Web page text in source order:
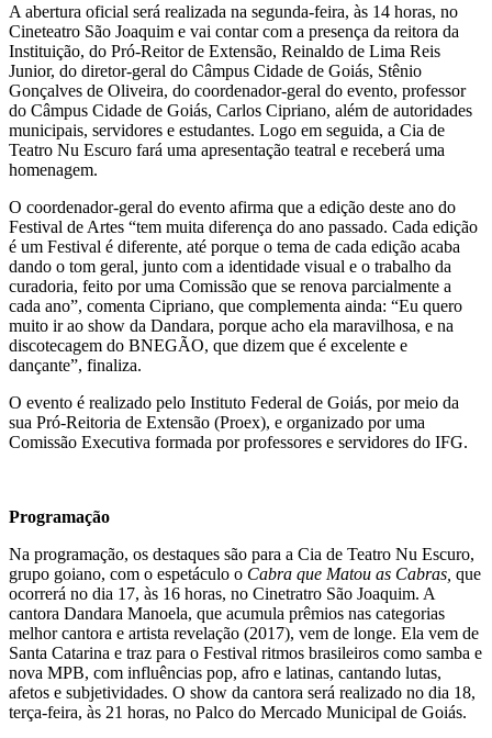
A abertura oficial será realizada na segunda-feira, às 14 horas, no
Cineteatro São Joaquim e vai contar com a presença da reitora da
Instituição, do Pró-Reitor de Extensão, Reinaldo de Lima Reis
Junior, do diretor-geral do Câmpus Cidade de Goiás, Stênio
Gonçalves de Oliveira, do coordenador-geral do evento, professor
do Câmpus Cidade de Goiás, Carlos Cipriano, além de autoridades
municipais, servidores e estudantes. Logo em seguida, a Cia de
Teatro Nu Escuro fará uma apresentação teatral e receberá uma
homenagem.
O coordenador-geral do evento afirma que a edição deste ano do
Festival de Artes “tem muita diferença do ano passado. Cada edição
é um Festival é diferente, até porque o tema de cada edição acaba
dando o tom geral, junto com a identidade visual e o trabalho da
curadoria, feito por uma Comissão que se renova parcialmente a
cada ano”, comenta Cipriano, que complementa ainda: “Eu quero
muito ir ao show da Dandara, porque acho ela maravilhosa, e na
discotecagem do BNEGÃO, que dizem que é excelente e
dançante”, finaliza.
O evento é realizado pelo Instituto Federal de Goiás, por meio da
sua Pró-Reitoria de Extensão (Proex), e organizado por uma
Comissão Executiva formada por professores e servidores do IFG.
Programação
Na programação, os destaques são para a Cia de Teatro Nu Escuro,
grupo goiano, com o espetáculo o Cabra que Matou as Cabras, que
ocorrerá no dia 17, às 16 horas, no Cinetratro São Joaquim. A
cantora Dandara Manoela, que acumula prêmios nas categorias
melhor cantora e artista revelação (2017), vem de longe. Ela vem de
Santa Catarina e traz para o Festival ritmos brasileiros como samba e
nova MPB, com influências pop, afro e latinas, cantando lutas,
afetos e subjetividades. O show da cantora será realizado no dia 18,
terça-feira, às 21 horas, no Palco do Mercado Municipal de Goiás.